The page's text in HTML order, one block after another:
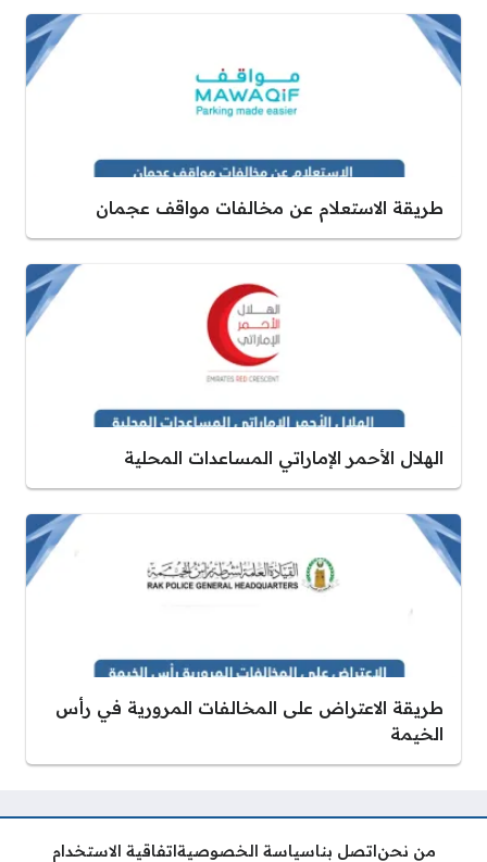
طريقة الاستعلام عن مخالفات مواقف عجمان
الهلال الأحمر الإماراتي المساعدات المحلية
طريقة الاعتراض على المخالفات المرورية في رأس
الخيمة
من نحن اتصل بناسياسة الخصوصية اتفاقية الاستخدام